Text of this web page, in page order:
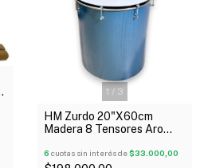
1 / 3
HM Zurdo 20"X60cm
Madera 8 Tensores Aro
6 cuotas sin interés de$33.000,00